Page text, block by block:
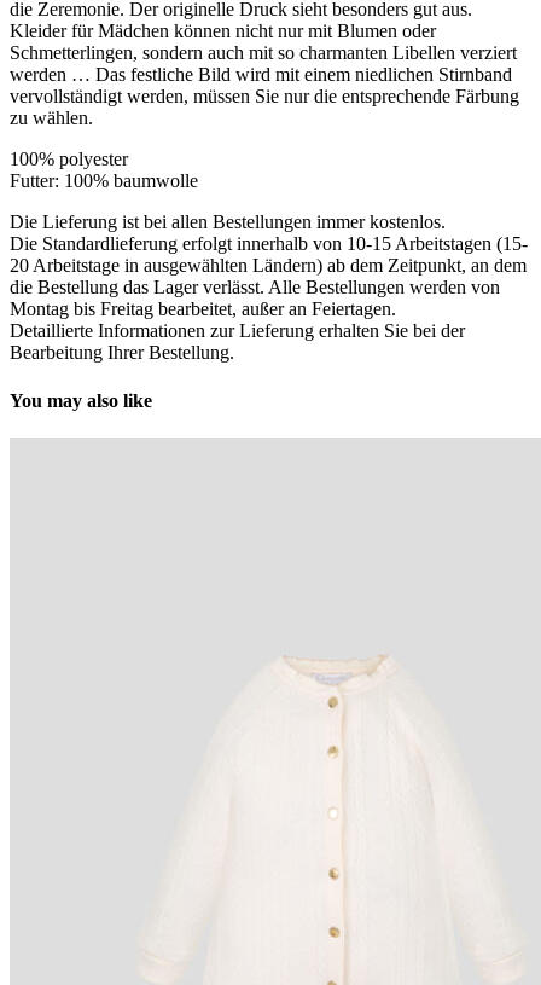
die Zeremonie. Der originelle Druck sieht besonders gut aus.
Kleider für Mädchen können nicht nur mit Blumen oder
Schmetterlingen, sondern auch mit so charmanten Libellen verziert
werden … Das festliche Bild wird mit einem niedlichen Stirnband
vervollständigt werden, müssen Sie nur die entsprechende Färbung
zu wählen.
100% polyester
Futter: 100% baumwolle
Die Lieferung ist bei allen Bestellungen immer kostenlos.
Die Standardlieferung erfolgt innerhalb von 10-15 Arbeitstagen (15-
20 Arbeitstage in ausgewählten Ländern) ab dem Zeitpunkt, an dem
die Bestellung das Lager verlässt. Alle Bestellungen werden von
Montag bis Freitag bearbeitet, außer an Feiertagen.
Detaillierte Informationen zur Lieferung erhalten Sie bei der
Bearbeitung Ihrer Bestellung.
You may also like